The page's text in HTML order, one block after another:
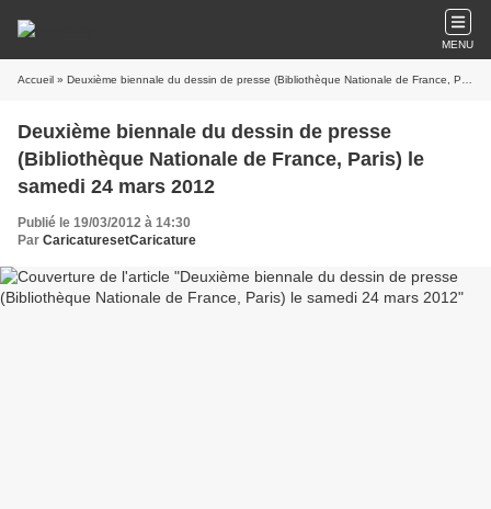
MENU
Accueil » Deuxième biennale du dessin de presse (Bibliothèque Nationale de France, Paris) le samedi 24 mars 2012
Deuxième biennale du dessin de presse
(Bibliothèque Nationale de France, Paris) le
samedi 24 mars 2012
Publié le 19/03/2012 à 14:30
Par CaricaturesetCaricature